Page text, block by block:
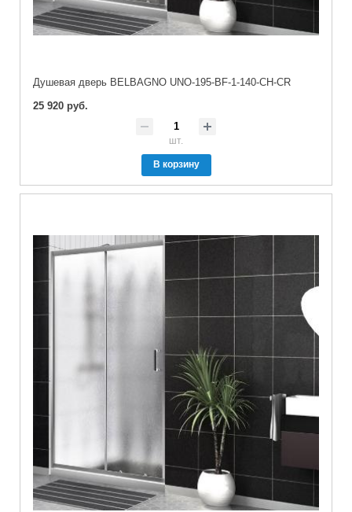
Душевая дверь BELBAGNO UNO-195-BF-1-140-CH-CR
25 920 руб.
шт.
В корзину